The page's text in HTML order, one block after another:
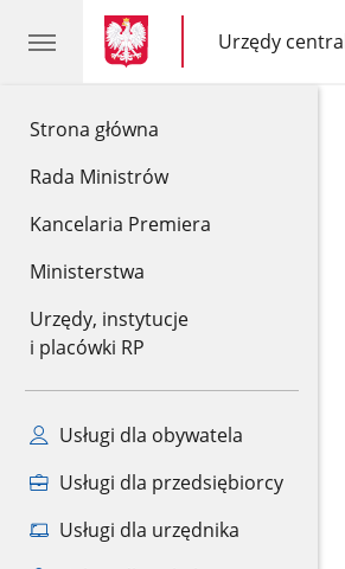
Strona główna
Rada Ministrów
Kancelaria Premiera
Ministerstwa
Urzędy, instytucje
i placówki RP
Usługi dla obywatela
Usługi dla przedsiębiorcy
Usługi dla urzędnika
gov.pl
gov.pl
Urzędy
gov.pl
Urzędy
centralne